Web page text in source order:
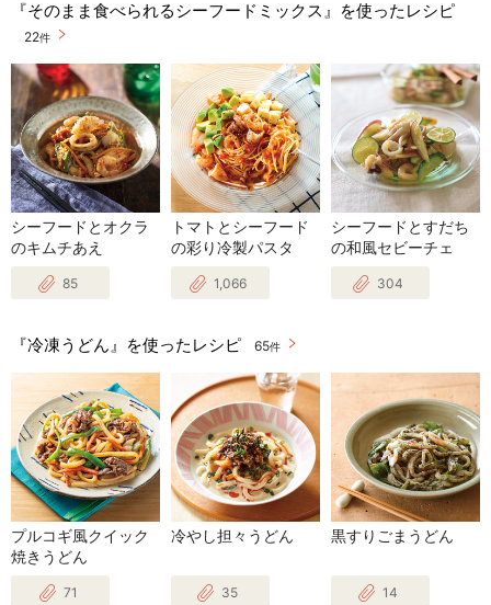
『そのまま食べられるシーフードミックス』を使ったレシピ
22件
シーフードとオクラ
のキムチあえ
85
トマトとシーフード
の彩り冷製パスタ
1,066
シーフードとすだち
の和風セビーチェ
304
『冷凍うどん』を使ったレシピ 65件
プルコギ風クイック
焼きうどん
71
冷やし担々うどん
35
黒すりごまうどん
14